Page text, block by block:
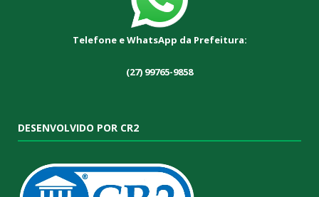
Telefone e WhatsApp da Prefeitura:
(27) 99765-9858
DESENVOLVIDO POR CR2